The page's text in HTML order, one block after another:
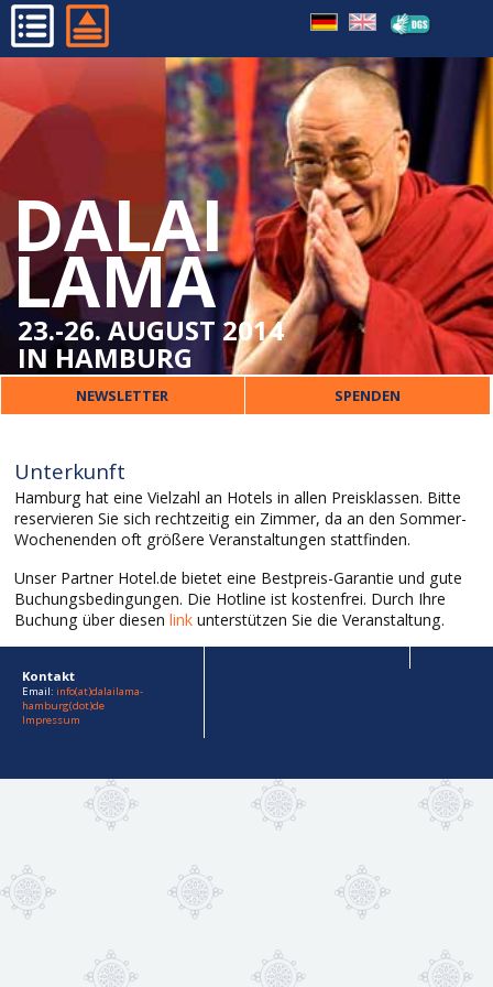
DALAI
LAMA
23.-26. AUGUST 2014
IN HAMBURG
PROGRAMM
ORGANISATORISCHES
WICHTIGE BESUCHERINFOS
ORT
VERPFLEGUNG
ÜBERSETZUNG
KINDER
SICHERHEIT
UNTERKUNFT
VERANSTALTER
PRESSE
KONTAKT
NEWSLETTER SPENDEN
Unterkunft
Hamburg hat eine Vielzahl an Hotels in allen Preisklassen. Bitte
reservieren Sie sich rechtzeitig ein Zimmer, da an den Sommer-
Wochenenden oft größere Veranstaltungen stattfinden.
Unser Partner Hotel.de bietet eine Bestpreis-Garantie und gute
Buchungsbedingungen. Die Hotline ist kostenfrei. Durch Ihre
Buchung über diesenlink unterstützen Sie die Veranstaltung.
Kontakt
Email: info(at)dalailama-
hamburg(dot)de
Impressum